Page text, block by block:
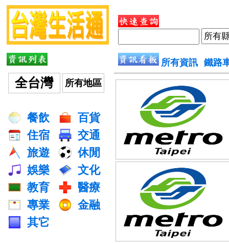
全台灣 所有地區
餐飲
百貨
住宿
交通
旅遊
休閒
娛樂
文化
教育
醫療
專業
金融
其它
所有資訊 鐵路